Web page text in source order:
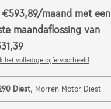
€593,89/maand met een
maandaflossing van
het volledige cijfervoorbeeld
Diest, Morren Motor Diest